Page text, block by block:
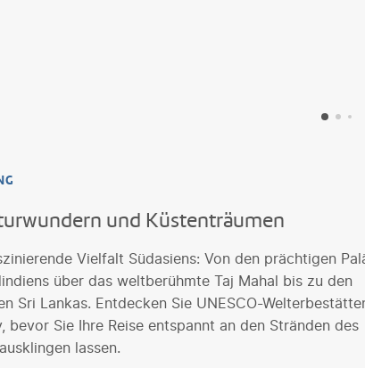
und Küstenträumen
Vielfalt Südasiens: Von den prächtigen
über das weltberühmte Taj Mahal bis zu den
Sri Lankas. Entdecken Sie UNESCO-
bevor Sie Ihre Reise entspannt an den Stränden des
lassen.